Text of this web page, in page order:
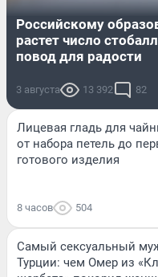
Российскому
растет число
повод для радости
3 августа 13 392 82
Лицевая гладь для
от набора петель до
готового изделия
8 часов 504
Самый сексуальный
Турции: чем Омер из